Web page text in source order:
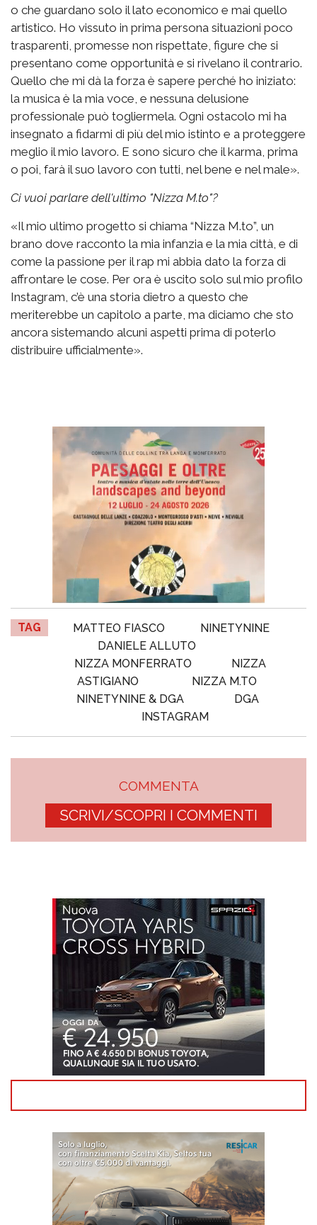
o che guardano solo il lato economico e mai quello
artistico. Ho vissuto in prima persona situazioni poco
trasparenti, promesse non rispettate, figure che si
presentano come opportunità e si rivelano il contrario.
Quello che mi dà la forza è sapere perché ho iniziato:
la musica è la mia voce, e nessuna delusione
professionale può togliermela. Ogni ostacolo mi ha
insegnato a fidarmi di più del mio istinto e a proteggere
meglio il mio lavoro. E sono sicuro che il karma, prima
o poi, farà il suo lavoro con tutti, nel bene e nel male».
Ci vuoi parlare dell'ultimo "Nizza M.to"?
«Il mio ultimo progetto si chiama “Nizza M.to”, un
brano dove racconto la mia infanzia e la mia città, e di
come la passione per il rap mi abbia dato la forza di
affrontare le cose. Per ora è uscito solo sul mio profilo
Instagram, c’è una storia dietro a questo che
meriterebbe un capitolo a parte, ma diciamo che sto
ancora sistemando alcuni aspetti prima di poterlo
distribuire ufficialmente».
TAG MATTEO FIASCO
NINETYNINE
DANIELE ALLUTO
NIZZA MONFERRATO
NIZZA
ASTIGIANO
NIZZA M.TO
NINETYNINE & DGA
DGA
INSTAGRAM
COMMENTA
SCRIVI/SCOPRI I COMMENTI